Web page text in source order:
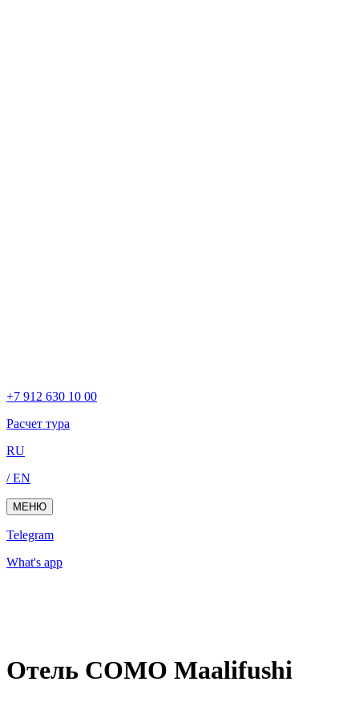
+7 912 630 10 00
Расчет тура
RU
/ EN
МЕНЮ
Telegram
What's app
Отель COMO Maalifushi